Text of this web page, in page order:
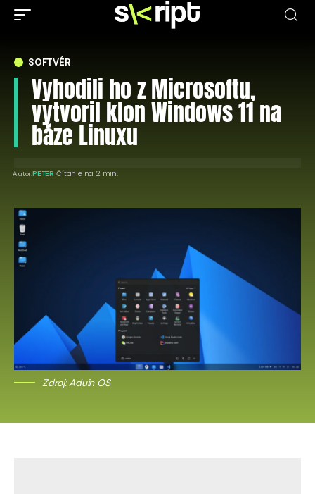
SOFTVÉR
Vyhodili ho z Microsoftu,
vytvoril klon Windows 11 na
báze Linuxu
Autor:PETER Čítanie na 2 min.
Zdroj: Aduin OS